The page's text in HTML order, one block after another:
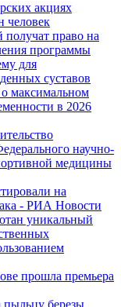
акциях
человек
право на
программы
для
суставов
максимальном
в 2026
научно-
медицины
на
- РИА Новости
уникальный
прошла премьера
пыльцу березы